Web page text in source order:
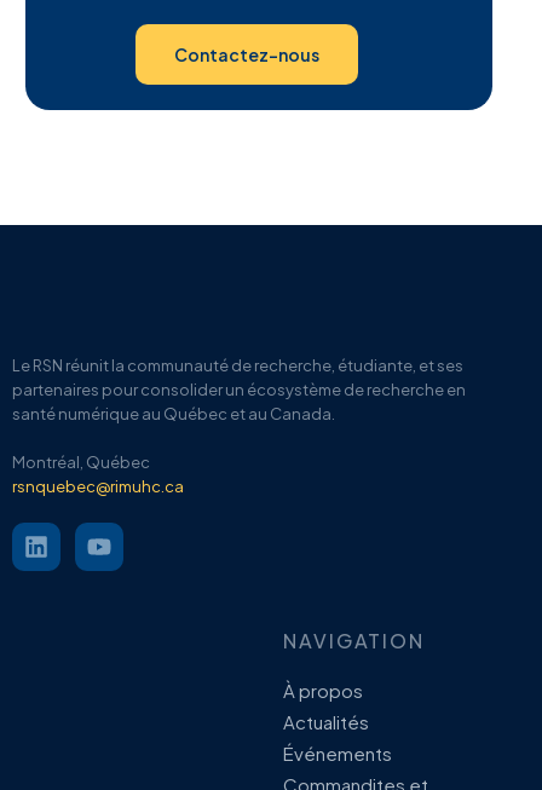
Contactez-nous
Le RSN réunit la communauté de recherche, étudiante, et ses
partenaires pourconsolider un écosystème de recherche en
santé numérique au Québec et au Canada.
Montréal, Québec
rsnquebec@rimuhc.ca
NAVIGATION
À propos
Actualités
Événements
Commandites et